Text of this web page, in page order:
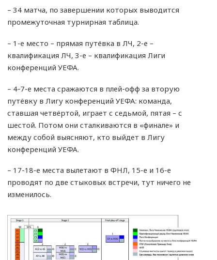
– 34 матча, по завершении которых выводится
промежуточная турнирная таблица.
– 1-е место – прямая путёвка в ЛЧ, 2-е –
квалификация ЛЧ, 3-е ­– квалификация Лиги
конференций УЕФА.
– 4-7-е места сражаются в плей-офф за вторую
путёвку в Лигу конференций УЕФА: команда,
ставшая четвёртой, играет с седьмой, пятая – с
шестой. Потом они сталкиваются в «финале» и
между собой выясняют, кто выйдет в Лигу
конференций УЕФА.
– 17-18-е места вылетают в ФНЛ, 15-е и 16-е
проводят по две стыковых встречи, тут ничего не
изменилось.